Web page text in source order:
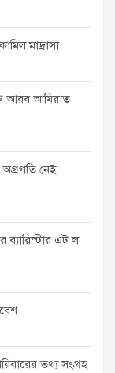
মাদ্রাসা
আরব আমিরাত
অগ্রগতি নেই
এট ল
তথ্য সংগ্রহ